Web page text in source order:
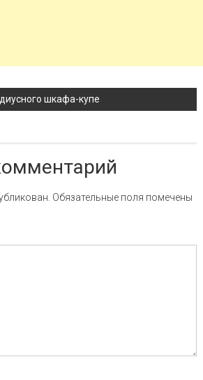
по записи
шкафа-купе
Обязательные поля помечены